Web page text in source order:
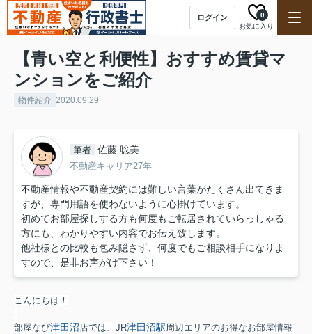
ログイン
お気に入り
0
【青い空と利便性】おすすめ賃貸マ
ンションをご紹介
物件紹介 2020.09.29
筆者 佐藤 聡美
不動産キャリア27年
不動産情報や不動産契約には難しい言葉がたくさん出てきま
すが、専門用語を使わないように心掛けています。
初めてお部屋探しする方も何度もご転居されていらっしゃる
方にも、わかりやすい内容でお伝え致します。
他社様との比較も包み隠さず、何度でもご相談相手になりま
すので、是非お声がけ下さい！
こんにちは！
部屋なび津田沼店では、JR津田沼駅周辺エリアのお得なお部屋情報